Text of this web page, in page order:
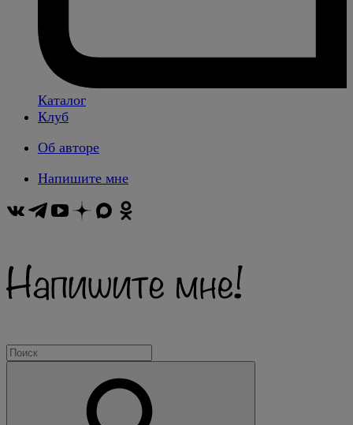
Каталог
Клуб
Об авторе
Напишите мне